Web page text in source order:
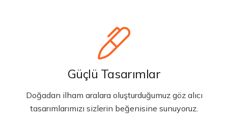
Güçlü Tasarımlar
Doğadan ilham aralara oluşturduğumuz göz alıcı
tasarımlarımızı sizlerin beğenisine sunuyoruz.